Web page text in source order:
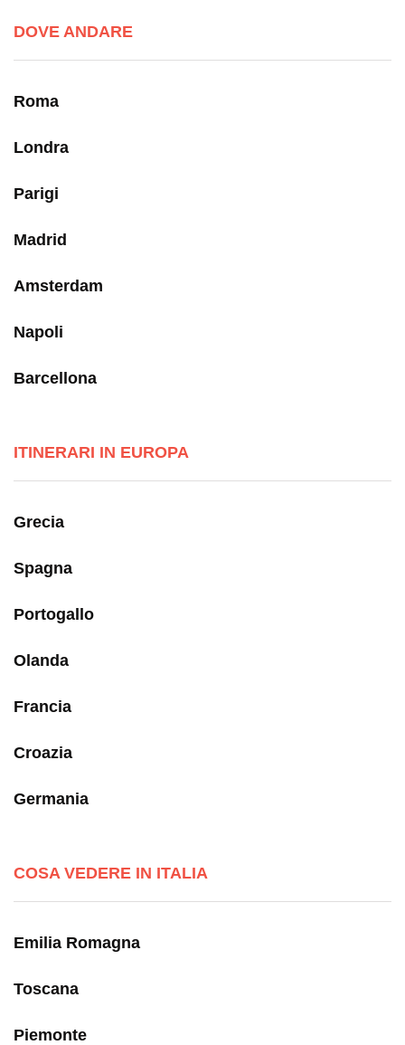
DOVE ANDARE
Roma
Londra
Parigi
Madrid
Amsterdam
Napoli
Barcellona
ITINERARI IN EUROPA
Grecia
Spagna
Portogallo
Olanda
Francia
Croazia
Germania
COSA VEDERE IN ITALIA
Emilia Romagna
Toscana
Piemonte